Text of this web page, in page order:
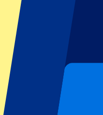
Tous les sports
Championnats de football